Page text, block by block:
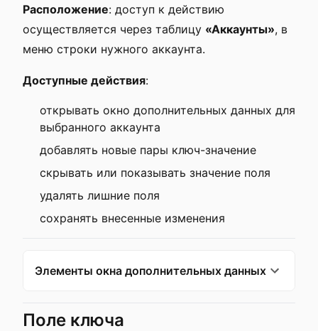
Расположение: доступ к действию
осуществляется через таблицу «Аккаунты», в
меню строки нужного аккаунта.
Доступные действия:
открывать окно дополнительных данных для
выбранного аккаунта
добавлять новые пары ключ-значение
скрывать или показывать значение поля
удалять лишние поля
сохранять внесенные изменения
Элементы окна дополнительных данных
Поле ключа